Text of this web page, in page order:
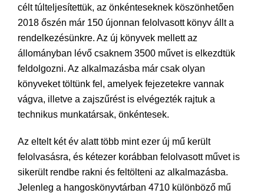
célt túlteljesítettük, az önkénteseknek köszönhetően
2018 őszén már 150 újonnan felolvasott könyv állt a
rendelkezésünkre. Az új könyvek mellett az
állományban lévő csaknem 3500 művet is elkezdtük
feldolgozni. Az alkalmazásba már csak olyan
könyveket töltünk fel, amelyek fejezetekre vannak
vágva, illetve a zajszűrést is elvégezték rajtuk a
technikus munkatársak, önkéntesek.
Az eltelt két év alatt több mint ezer új mű került
felolvasásra, és kétezer korábban felolvasott művet is
sikerült rendbe rakni és feltölteni az alkalmazásba.
Jelenleg a hangoskönyvtárban 4710 különböző mű